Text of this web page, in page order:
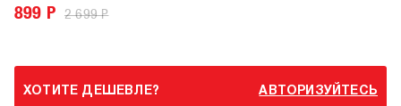
899 Р 2 699 Р
ХОТИТЕ ДЕШЕВЛЕ? АВТОРИЗУЙТЕСЬ